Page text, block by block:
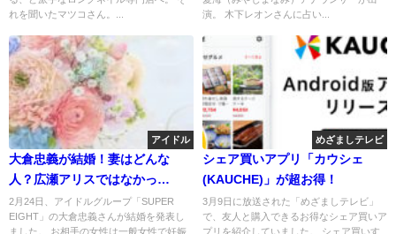
れを聞いたマツコさん。...
演。 木下レオンさんに占い...
アイドル
大倉忠義が結婚！妻はどんな
人？広瀬アリスではなかっ
た・・・
2月24日、アイドルグループ「SUPER
EIGHT」の大倉忠義さんが結婚を発表し
ました。 お相手の女性は一般女性で妊娠
めざましテレビ
シェア買いアプリ「カウシェ
(KAUCHE)」が超お得！
3月9日に放送された「めざましテレビ」
で、友人と購入できるお得なシェア買いア
プリを紹介していました。 シェア買いす